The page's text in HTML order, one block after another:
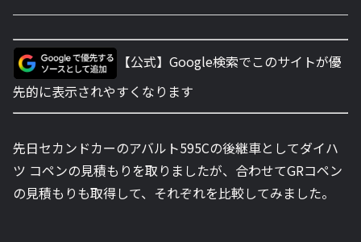
【公式】Google検索でこのサイトが優
先的に表示されやすくなります
先日セカンドカーのアバルト595Cの後継車としてダイハ
ツ コペンの見積もりを取りましたが、合わせてGRコペン
の見積もりも取得して、それぞれを比較してみました。